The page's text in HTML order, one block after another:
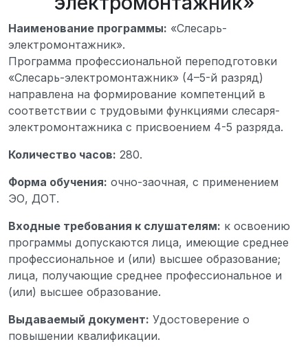
Наименование программы: «Слесарь-
электромонтажник».
Программа профессиональной переподготовки
«Слесарь-электромонтажник» (4–5-й разряд)
направлена на формирование компетенций в
соответствии с трудовыми функциями слесаря-
электромонтажника с присвоением 4-5 разряда.
Количество часов: 280.
Форма обучения: очно-заочная, с применением
ЭО, ДОТ.
Входные требования к слушателям: к освоению
программы допускаются лица, имеющие среднее
профессиональное и (или) высшее образование;
лица, получающие среднее профессиональное и
(или) высшее образование.
Выдаваемый документ: Удостоверение о
повышении квалификации.